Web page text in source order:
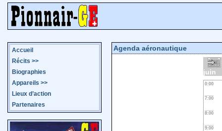
Accueil
Récits >>
Biographies
Appareils >>
Lieux d’action
Partenaires
Agenda aéronautique
juin
0:00
7:00
8:00
9:00